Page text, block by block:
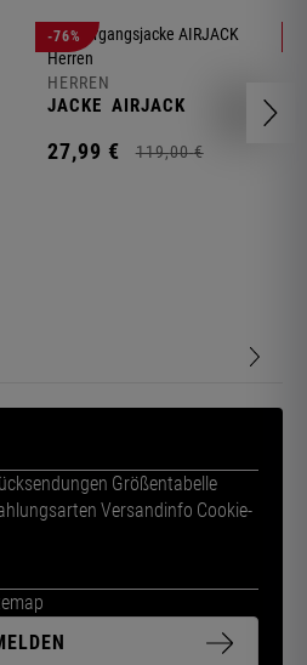
-76%
HERREN
JACKE AIRJACK
27,99 € 119,00 €
Größentabelle
Versandinfo Cookie-